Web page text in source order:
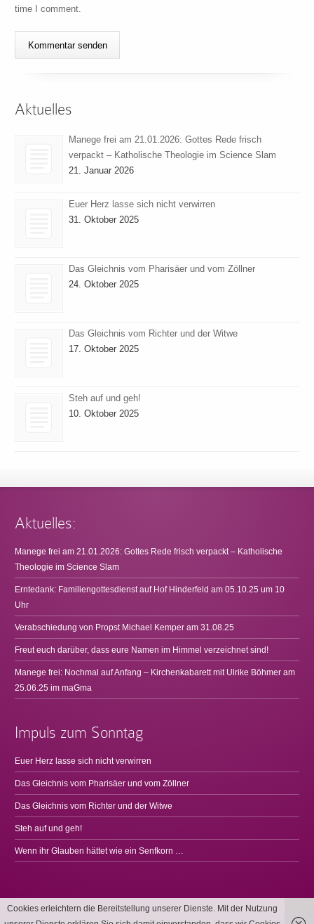
time I comment.
Aktuelles
Manege frei am 21.01.2026: Gottes Rede frisch
verpackt – Katholische Theologie im Science Slam
21. Januar 2026
Euer Herz lasse sich nicht verwirren
31. Oktober 2025
Das Gleichnis vom Pharisäer und vom Zöllner
24. Oktober 2025
Das Gleichnis vom Richter und der Witwe
17. Oktober 2025
Steh auf und geh!
10. Oktober 2025
Aktuelles:
Manege frei am 21.01.2026: Gottes Rede frisch verpackt – Katholische
Theologie im Science Slam
Erntedank: Familiengottesdienst auf Hof Hinderfeld am 05.10.25 um 10
Uhr
Verabschiedung von Propst Michael Kemper am 31.08.25
Freut euch darüber, dass eure Namen im Himmel verzeichnet sind!
Manege frei: Nochmal auf Anfang – Kirchenkabarett mit Ulrike Böhmer am
25.06.25 im maGma
Impuls zum Sonntag
Euer Herz lasse sich nicht verwirren
Das Gleichnis vom Pharisäer und vom Zöllner
Das Gleichnis vom Richter und der Witwe
Steh auf und geh!
Wenn ihr Glauben hättet wie ein Senfkorn …
Cookies erleichtern die Bereitstellung unserer Dienste. Mit der Nutzung